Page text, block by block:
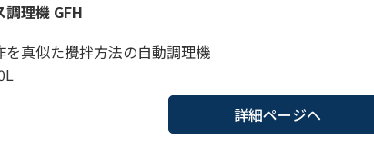
理機 GFH
を真似た攪拌方法の自動調理機
詳細ページへ